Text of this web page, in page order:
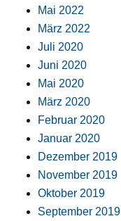
Mai 2022
März 2022
Juli 2020
Juni 2020
Mai 2020
März 2020
Februar 2020
Januar 2020
Dezember 2019
November 2019
Oktober 2019
September 2019